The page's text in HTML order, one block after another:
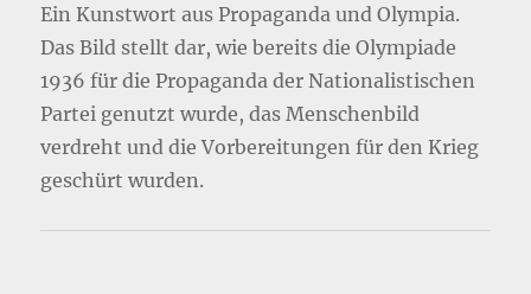
Ein Kunstwort aus Propaganda und Olympia.
Das Bild stellt dar, wie bereits die Olympiade
1936 für die Propaganda der Nationalistischen
Partei genutzt wurde, das Menschenbild
verdreht und die Vorbereitungen für den Krieg
geschürt wurden.